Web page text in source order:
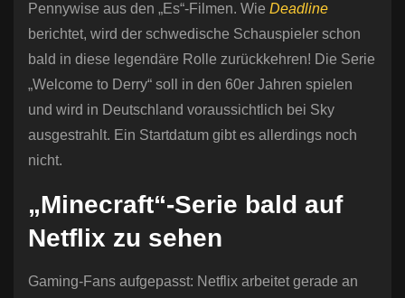
Pennywise aus den „Es“-Filmen. Wie Deadline
berichtet, wird der schwedische Schauspieler schon
bald in diese legendäre Rolle zurückkehren! Die Serie
„Welcome to Derry“ soll in den 60er Jahren spielen
und wird in Deutschland voraussichtlich bei Sky
ausgestrahlt. Ein Startdatum gibt es allerdings noch
nicht.
„Minecraft“-Serie bald auf
Netflix zu sehen
Gaming-Fans aufgepasst: Netflix arbeitet gerade an